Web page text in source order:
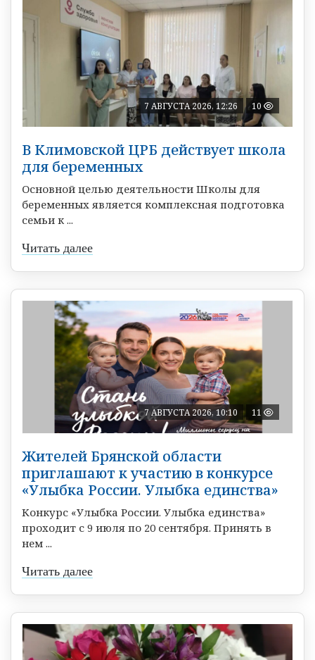
7 АВГУСТА 2026, 12:26 10
В Климовской ЦРБ действует школа
для беременных
Основной целью деятельности Школы для
беременных является комплексная подготовка
семьи к ...
Читать далее
7 АВГУСТА 2026, 10:10 11
Жителей Брянской области
приглашают к участию в конкурсе
«Улыбка России. Улыбка единства»
Конкурс «Улыбка России. Улыбка единства»
проходит с 9 июля по 20 сентября. Принять в
нем ...
Читать далее